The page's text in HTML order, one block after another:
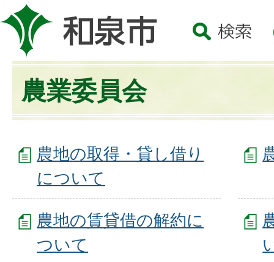
農業委員会
農地の取得・貸し借り
について
農地の賃貸借の解約に
ついて